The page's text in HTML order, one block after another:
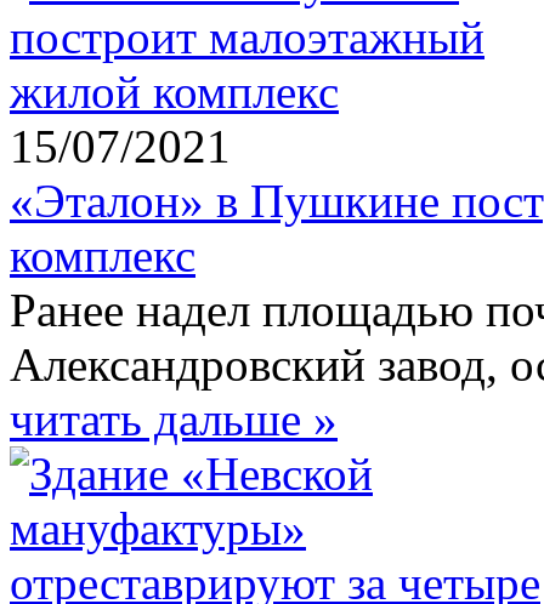
15/07/2021
«Эталон» в Пушкине
комплекс
Ранее надел площадью
Александровский завод,
читать дальше »